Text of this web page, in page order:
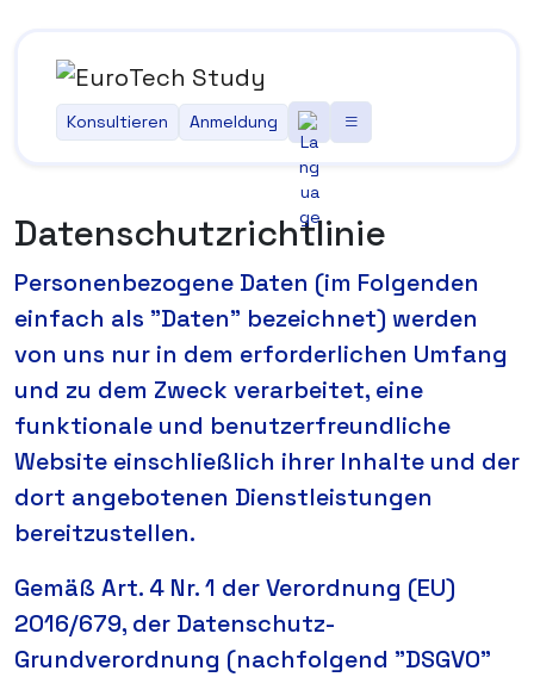
Konsultieren Anmeldung
Datenschutzrichtlinie
Personenbezogene Daten (im Folgenden
einfach als "Daten" bezeichnet) werden
von uns nur in dem erforderlichen Umfang
und zu dem Zweck verarbeitet, eine
funktionale und benutzerfreundliche
Website einschließlich ihrer Inhalte und der
dort angebotenen Dienstleistungen
bereitzustellen.
Gemäß Art. 4 Nr. 1 der Verordnung (EU)
2016/679, der Datenschutz-
Grundverordnung (nachfolgend "DSGVO"